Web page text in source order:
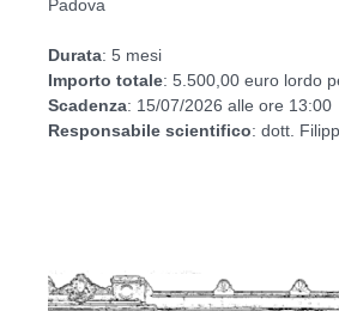
Padova
Durata: 5 mesi
Importo totale: 5.500,00 euro lordo
Scadenza: 15/07/2026 alle ore 13:00
Responsabile scientifico: dott.